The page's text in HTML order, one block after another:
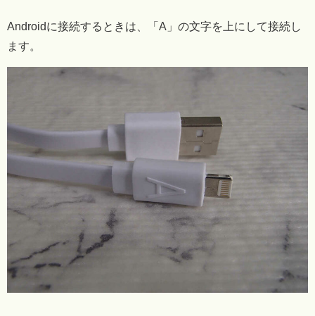
Androidに接続するときは、「A」の文字を上にして接続し
ます。